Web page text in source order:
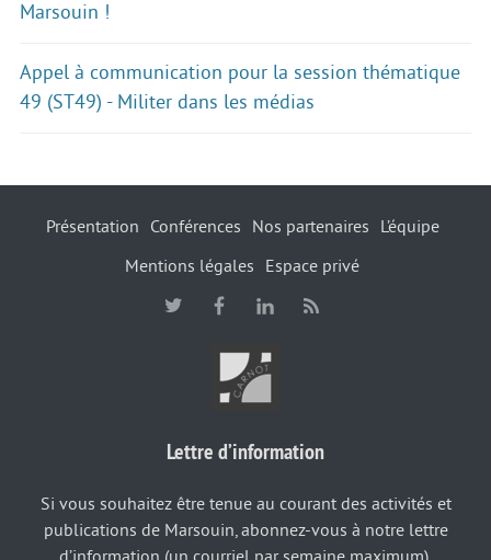
Marsouin !
Appel à communication pour la session thématique
49 (ST49) - Militer dans les médias
Présentation Conférences Nos partenaires
L’équipe
Mentions légales
Espace privé
Lettre d’information
Si vous souhaitez être tenue au courant des activités et
publications de Marsouin, abonnez-vous à notre lettre